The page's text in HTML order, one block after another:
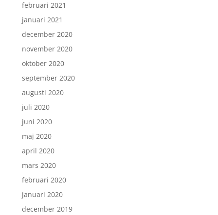
februari 2021
januari 2021
december 2020
november 2020
oktober 2020
september 2020
augusti 2020
juli 2020
juni 2020
maj 2020
april 2020
mars 2020
februari 2020
januari 2020
december 2019